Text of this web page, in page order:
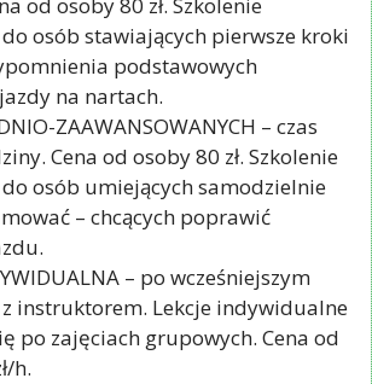
od osoby 80 zł. Szkolenie
osób stawiających pierwsze kroki
podstawowych
na nartach.
ZAAWANSOWANYCH – czas
Cena od osoby 80 zł. Szkolenie
osób umiejących samodzielnie
– chcących poprawić
– po wcześniejszym
instruktorem. Lekcje indywidualne
po zajęciach grupowych. Cena od
h.